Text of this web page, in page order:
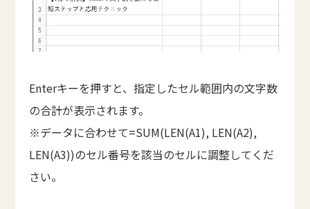
Enterキーを押すと、指定したセル範囲内の文字数
の合計が表示されます。
※データに合わせて=SUM(LEN(A1), LEN(A2),
LEN(A3))のセル番号を該当のセルに調整してくだ
さい。